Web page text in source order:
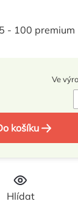
- 100 premium
Hlídat
Ve
košíku